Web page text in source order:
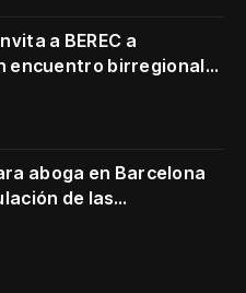
a BEREC a
encuentro birregional
aboga en Barcelona
de las